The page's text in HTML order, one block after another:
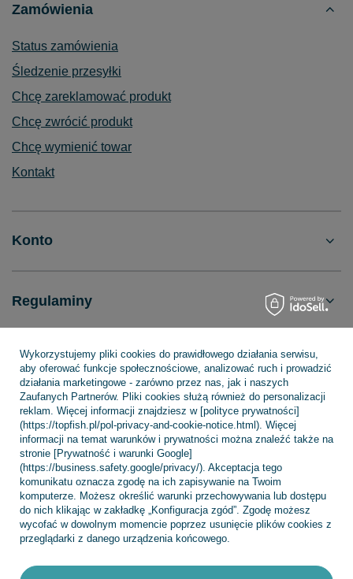
Zamówienia
Status zamówienia
Śledzenie przesyłki
Chcę zareklamować produkt
Chcę zwrócić produkt
Chcę wymienić towar
Kontakt
Konto
Regulaminy
INFORMACJE
POMOC
+48 695 775 577 kontakt@topfish.pl
TopFish Sp. z o.o. Sp.k,Klasztorna 38,83-400Kościerzyna
Wykorzystujemy pliki cookies do prawidłowego działania serwisu,
aby oferować funkcje społecznościowe, analizować ruch i prowadzić
działania marketingowe - zarówno przez nas, jak i naszych
Zaufanych Partnerów. Pliki cookies służą również do personalizacji
reklam. Więcej informacji znajdziesz w [polityce prywatności]
(https://topfish.pl/pol-privacy-and-cookie-notice.html). Więcej
informacji na temat warunków i prywatności można znaleźć także na
stronie [Prywatność i warunki Google]
(https://business.safety.google/privacy/). Akceptacja tego
komunikatu oznacza zgodę na ich zapisywanie na Twoim
komputerze. Możesz określić warunki przechowywania lub dostępu
do nich klikając w zakładkę „Konfiguracja zgód”. Zgodę możesz
wycofać w dowolnym momencie poprzez usunięcie plików cookies z
przeglądarki z danego urządzenia końcowego.